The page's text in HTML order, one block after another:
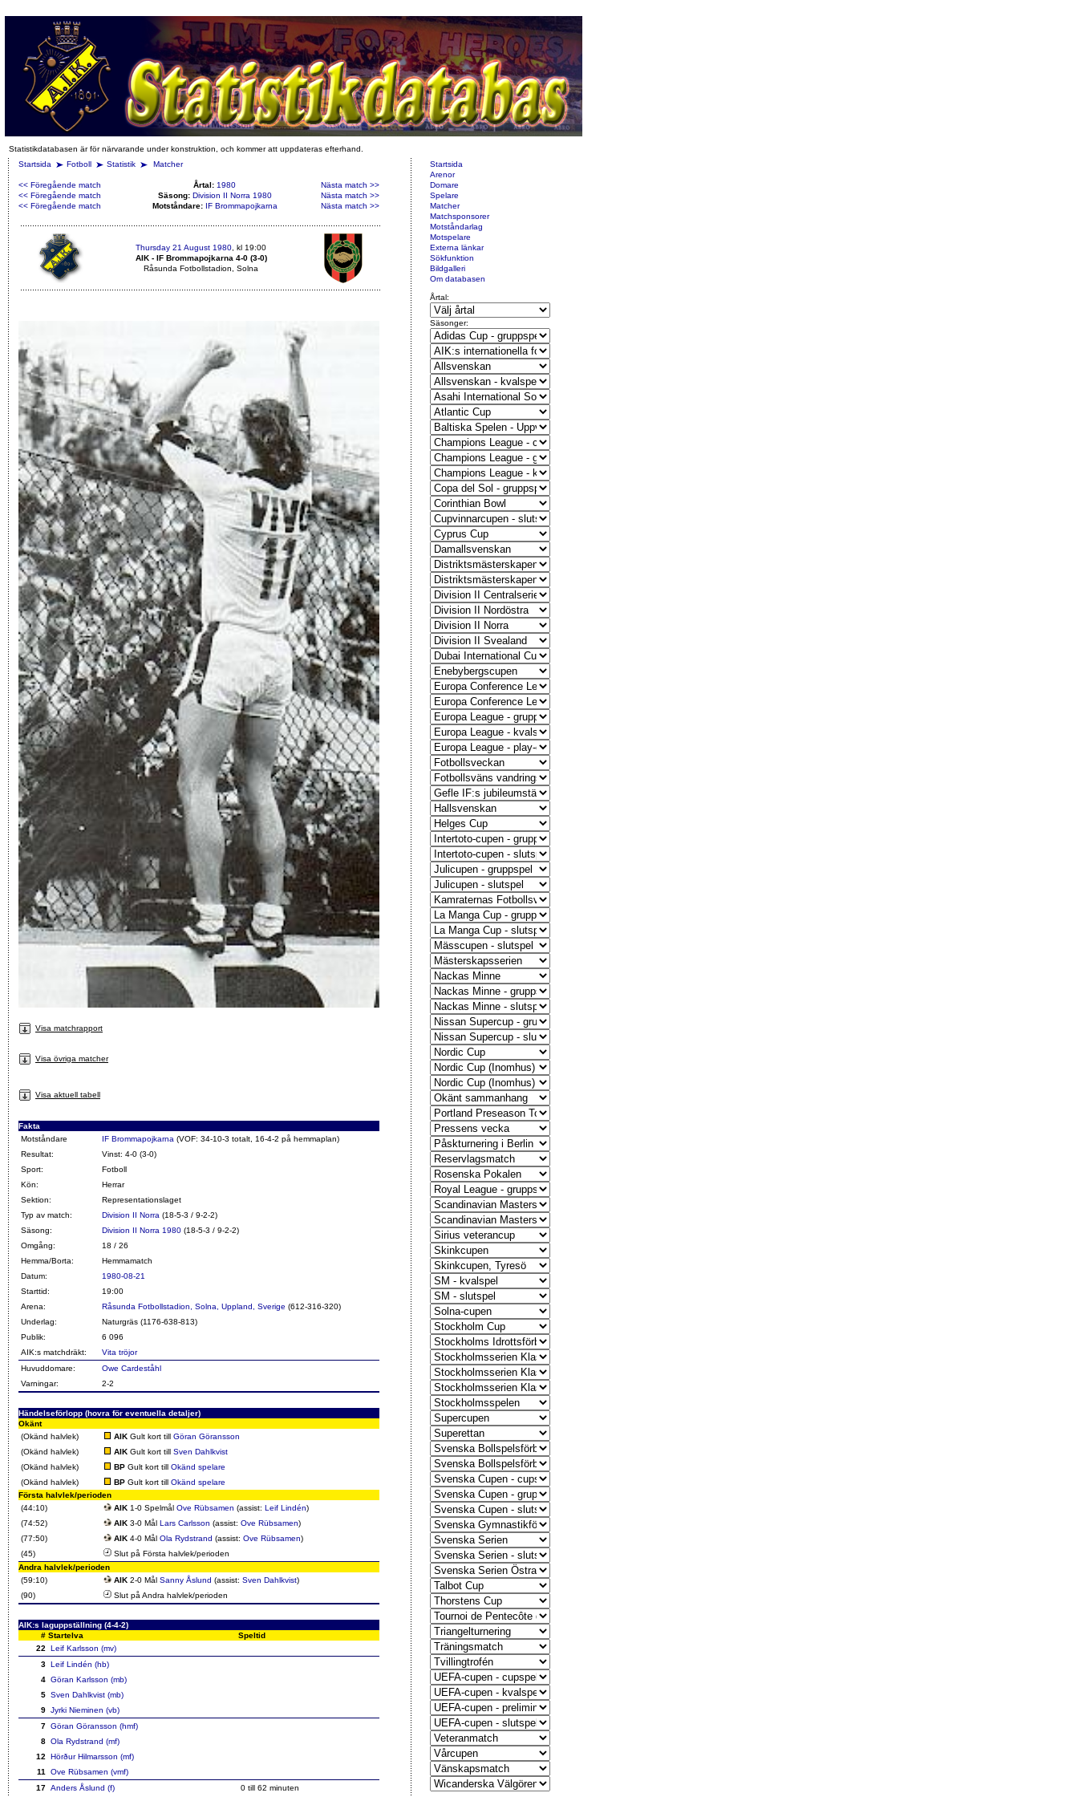
Statistikdatabasen är för närvarande under konstruktion, och kommer att uppdateras efterhand.
Startsida
Fotboll Statistik Matcher
<< Föregående match Årtal: 1980
Nästa match >>
<< Föregående match
Säsong: Division II Norra 1980
Nästa match >>
<< Föregående match
Motståndare: IF Brommapojkarna Nästa match >>
Thursday 21 August 1980 , kl 19:00
AIK - IF Brommapojkarna 4-0 (3-0)
Råsunda Fotbollstadion, Solna
Visa matchrapport
Visa övriga matcher
Visa aktuell tabell
Fakta
Motståndare
IF Brommapojkarna (VOF: 34-10-3 totalt, 16-4-2 på hemmaplan)
Resultat:
Vinst: 4-0 (3-0)
Sport:
Fotboll
Kön:
Herrar
Sektion:
Representationslaget
Typ av match:
Division II Norra (18-5-3 / 9-2-2)
Säsong:
Division II Norra 1980 (18-5-3 / 9-2-2)
Omgång:
18 / 26
Hemma/Borta:
Hemmamatch
Datum:
1980-08-21
Starttid:
19:00
Arena:
Råsunda Fotbollstadion, Solna, Uppland, Sverige (612-316-320)
Underlag:
Naturgräs (1176-638-813)
Publik:
6 096
AIK:s matchdräkt:
Vita tröjor
Huvuddomare:
Owe Cardeståhl
Varningar:
2-2
Händelseförlopp (hovra för eventuella detaljer)
Okänt
(Okänd halvlek)
AIK Gult kort till Göran Göransson
(Okänd halvlek)
AIK Gult kort till Sven Dahlkvist
(Okänd halvlek)
BP Gult kort till Okänd spelare
(Okänd halvlek)
BP Gult kort till Okänd spelare
Första halvlek/perioden
(44:10)
AIK 1-0 Spelmål Ove Rübsamen (assist: Leif Lindén)
(74:52)
AIK 3-0 Mål Lars Carlsson (assist: Ove Rübsamen)
(77:50)
AIK 4-0 Mål Ola Rydstrand (assist: Ove Rübsamen)
(45)
Slut på Första halvlek/perioden
Andra halvlek/perioden
(59:10)
AIK 2-0 Mål Sanny Åslund (assist: Sven Dahlkvist)
(90)
Slut på Andra halvlek/perioden
AIK:s laguppställning (4-4-2)
# Startelva
Speltid
22
Leif Karlsson (mv)
3 Leif Lindén (hb)
4 Göran Karlsson (mb)
5 Sven Dahlkvist (mb)
9 Jyrki Nieminen (vb)
7 Göran Göransson (hmf)
8 Ola Rydstrand (mf)
12
Hörður Hilmarsson (mf)
11
Ove Rübsamen (vmf)
17 Anders Åslund (f) 0 till 62 minuten
Startsida
Arenor
Domare
Spelare
Matcher
Matchsponsorer
Motståndarlag
Motspelare
Externa länkar
Sökfunktion
Bildgalleri
Om databasen
Årtal:
Säsonger: